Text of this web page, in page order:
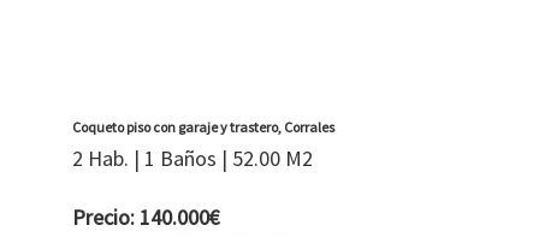
Coqueto piso con garaje y trastero, Corrales
2 Hab. | 1 Baños | 52.00 M2
Precio: 140.000€